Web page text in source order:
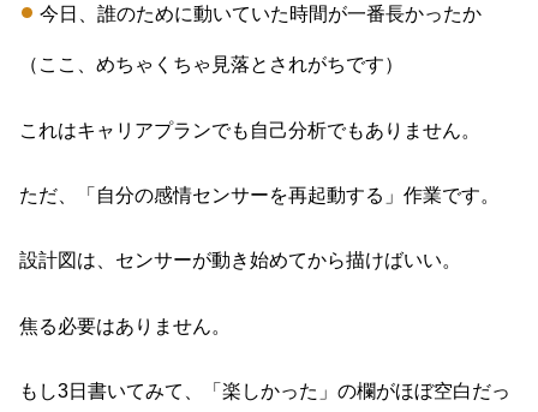
今日、誰のために動いていた時間が一番長かったか
（ここ、めちゃくちゃ見落とされがちです）
これはキャリアプランでも自己分析でもありません。
ただ、「自分の感情センサーを再起動する」作業です。
設計図は、センサーが動き始めてから描けばいい。
焦る必要はありません。
もし3日書いてみて、「楽しかった」の欄がほぼ空白だっ